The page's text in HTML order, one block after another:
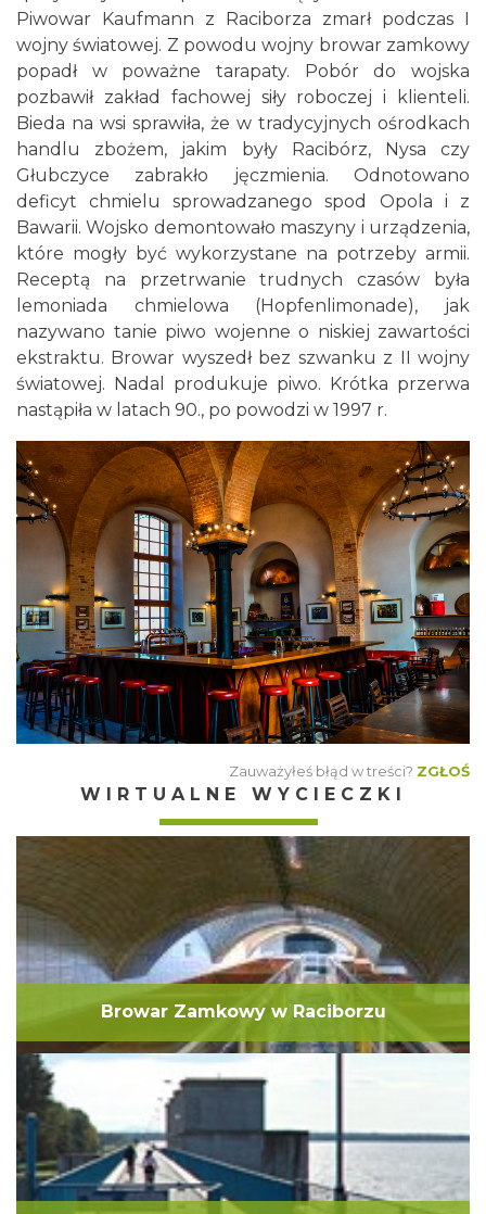
Piwowar Kaufmann z Raciborza zmarł podczas I
wojny światowej. Z powodu wojny browar zamkowy
popadł w poważne tarapaty. Pobór do wojska
pozbawił zakład fachowej siły roboczej i klienteli.
Bieda na wsi sprawiła, że w tradycyjnych ośrodkach
handlu zbożem, jakim były Racibórz, Nysa czy
Głubczyce zabrakło jęczmienia. Odnotowano
deficyt chmielu sprowadzanego spod Opola i z
Bawarii. Wojsko demontowało maszyny i urządzenia,
które mogły być wykorzystane na potrzeby armii.
Receptą na przetrwanie trudnych czasów była
lemoniada chmielowa (Hopfenlimonade), jak
nazywano tanie piwo wojenne o niskiej zawartości
ekstraktu. Browar wyszedł bez szwanku z II wojny
światowej. Nadal produkuje piwo. Krótka przerwa
nastąpiła w latach 90., po powodzi w 1997 r.
Zauważyłeś błąd w treści? ZGŁOŚ
WIRTUALNE WYCIECZKI
Browar Zamkowy w Raciborzu